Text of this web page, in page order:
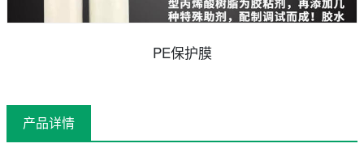
PE保护膜
产品详情